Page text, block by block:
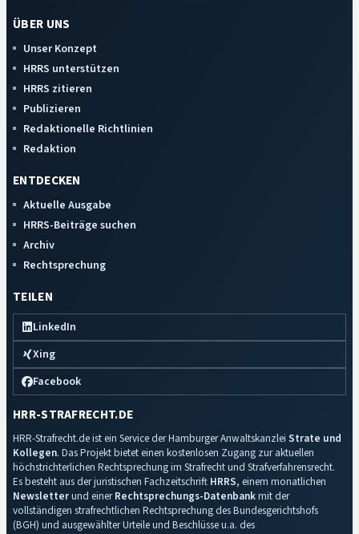
ÜBER UNS
Unser Konzept
HRRS unterstützen
HRRS zitieren
Publizieren
Redaktionelle Richtlinien
Redaktion
ENTDECKEN
Aktuelle Ausgabe
HRRS-Beiträge suchen
Archiv
Rechtsprechung
TEILEN
LinkedIn
Xing
Facebook
HRR-STRAFRECHT.DE
HRR-Strafrecht.de ist ein Service der Hamburger Anwaltskanzlei Strate und
Kollegen. Das Projekt bietet einen kostenlosen Zugang zur aktuellen
höchstrichterlichen Rechtsprechung im Strafrecht und Strafverfahrensrecht.
Es besteht aus der juristischen Fachzeitschrift HRRS, einem monatlichen
Newsletterund einerRechtsprechungs-Datenbankmit der
vollständigen strafrechtlichen Rechtsprechung des Bundesgerichtshofs
(BGH) und ausgewählter Urteile und Beschlüsse u.a. des